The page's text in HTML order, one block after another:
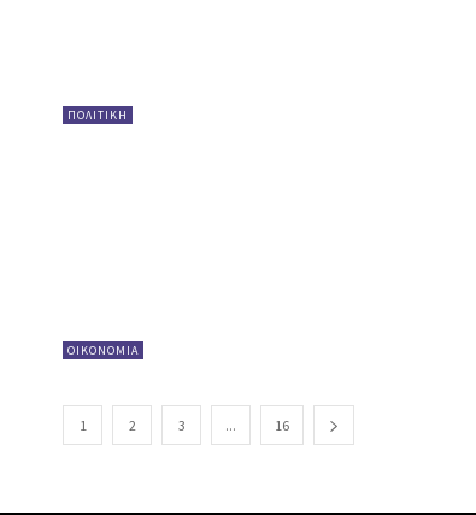
ΠΟΛΙΤΙΚΗ
ΟΙΚΟΝΟΜΙΑ
1 2 3 ... 16